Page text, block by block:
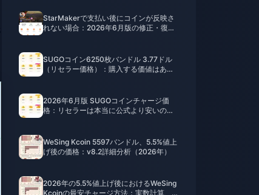
StarMakerで支払い後にコインが反映さ
れない場合：2026年6月版の修正・復旧
SUGOコイン6250枚バンドル 3.77ドル
（リセラー価格）：購入する価値はある
2026年6月版 SUGOコインチャージ価
格：リセラーは本当に公式より安いの
WeSing Kcoin 5597バンドル、5.5%値上
げ後の価格：v8.2詳細分析（2026年）
2026年の5.5%値上げ後におけるWeSing
Kcoinの最安チャージ方法：実数計算、検